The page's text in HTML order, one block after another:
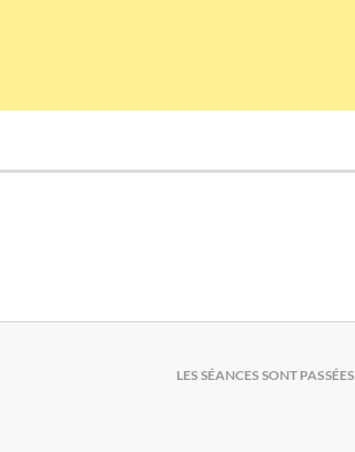
LES SÉANCES SONT PASSÉES